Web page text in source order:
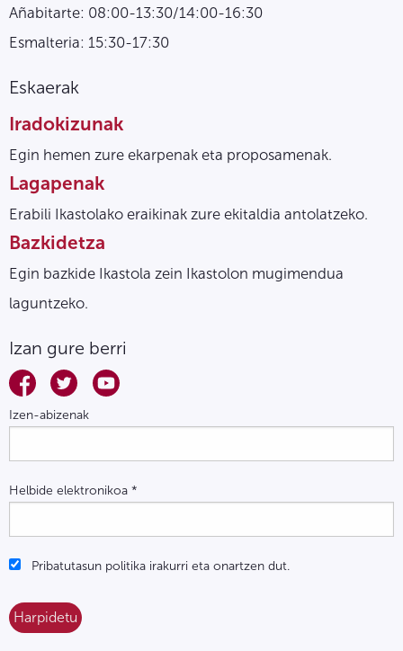
Añabitarte: 08:00-13:30/14:00-16:30
Esmalteria: 15:30-17:30
Eskaerak
Iradokizunak
Egin hemen zure ekarpenak eta proposamenak.
Lagapenak
Erabili Ikastolako eraikinak zure ekitaldia antolatzeko.
Bazkidetza
Egin bazkide Ikastola zein Ikastolon mugimendua
laguntzeko.
Izan gure berri
Izen-abizenak
Helbide elektronikoa *
Pribatutasun politika irakurri eta onartzen dut.